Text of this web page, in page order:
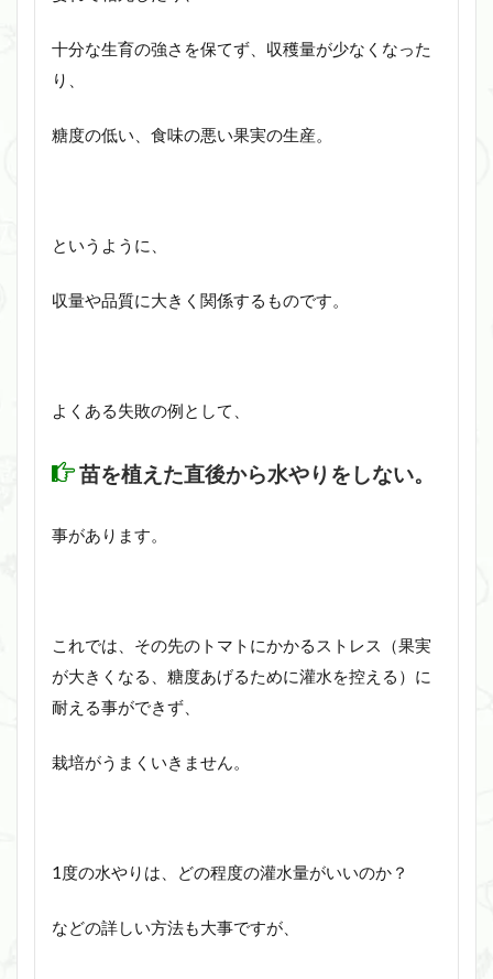
十分な生育の強さを保てず、収穫量が少なくなった
り、
糖度の低い、食味の悪い果実の生産。
というように、
収量や品質に大きく関係するものです。
よくある失敗の例として、
苗を植えた直後から水やりをしない。
事があります。
これでは、その先のトマトにかかるストレス（果実
が大きくなる、糖度あげるために灌水を控える）に
耐える事ができず、
栽培がうまくいきません。
1度の水やりは、どの程度の灌水量がいいのか？
などの詳しい方法も大事ですが、